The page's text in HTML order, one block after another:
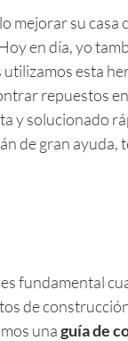
mejorar su
en día, yo
utilizamos esta
repuestos
y solucionado
de gran ayuda,
es fundamental
de
unaguía de